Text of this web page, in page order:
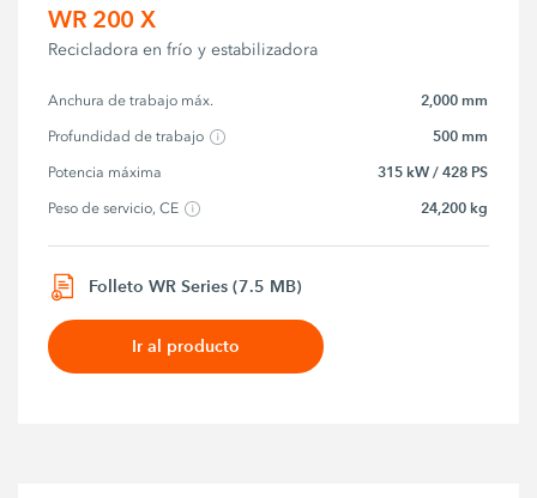
WR 200 X
Recicladora en frío y estabilizadora
Anchura de trabajo máx. 2,000 mm
Profundidad de trabajo 500 mm
Potencia máxima 315 kW / 428 PS
Peso de servicio, CE 24,200 kg
Folleto WR Series (7.5 MB)
Ir al producto